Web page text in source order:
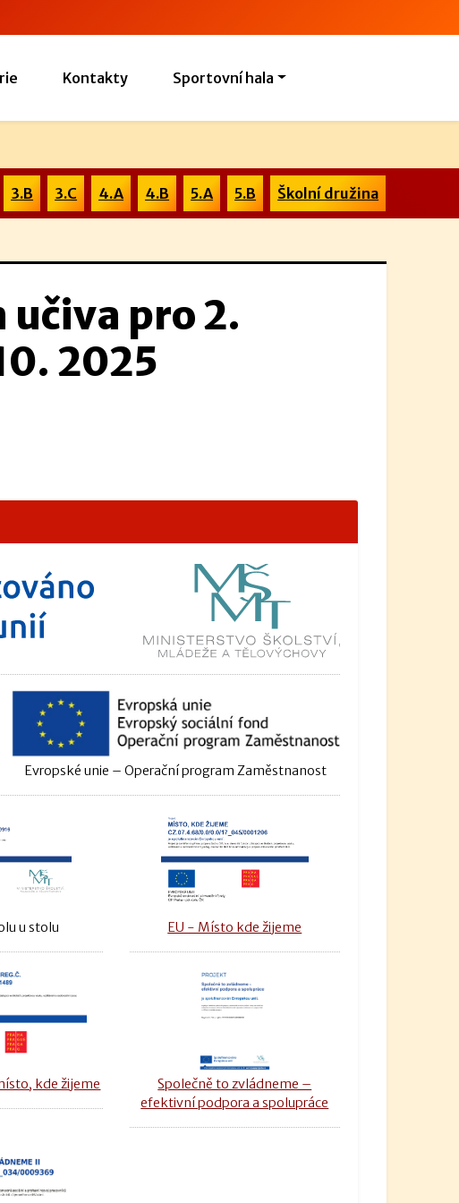
Kontakty Sportovní hala
3.B 3.C 4.A 4.B 5.A 5.B Školní družina
pro 2.
2025
Evropské unie – Operační program Zaměstnanost
u stolu EU - Místo kde žijeme
kde žijeme
Společně to zvládneme –
efektivní podpora a spolupráce